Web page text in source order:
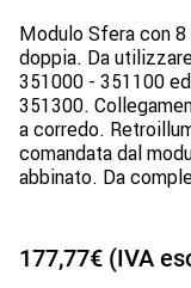
Modulo Sfera con
doppia. Da
351000 - 351100
351300.
a corredo.
comandata dal
abbinato. Da
177,77€ (IVA